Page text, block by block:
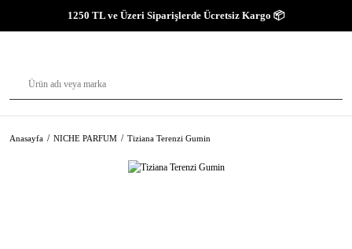
1250 TL ve Üzeri Siparişlerde Ücretsiz Kargo 📦
Anasayfa NICHE PARFUM Tiziana Terenzi Gumin